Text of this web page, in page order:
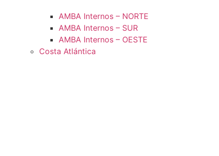
AMBA Internos – NORTE
AMBA Internos – SUR
AMBA Internos – OESTE
Costa Atlántica